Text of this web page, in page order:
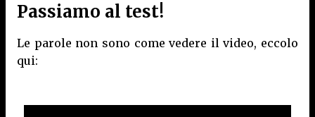
Passiamo al test!
Le parole non sono come vedere il video, eccolo
qui: